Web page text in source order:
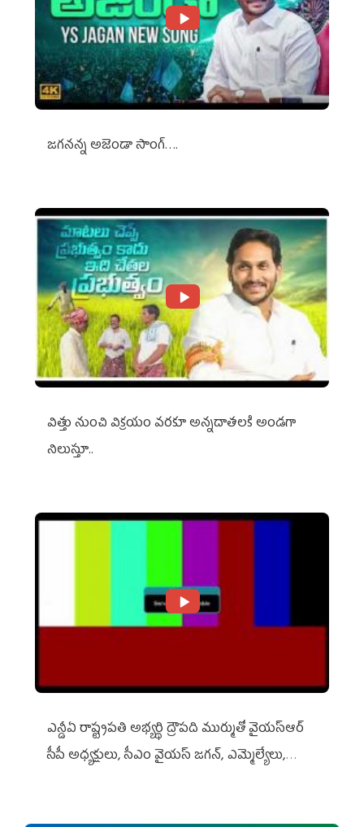
జగనన్న అజెండా సాంగ్….
విత్తు నుంచి విక్రయం వరకూ అన్నదాతలకి అండగా
నిలుస్తూ..
ఎన్డీఏ రాష్ట్ర‌ప‌తి అభ్య‌ర్థి ద్రౌప‌ది ముర్ముతో వైయ‌స్ఆర్
సీపీ అధ్య‌క్షులు, సీఎం వైయ‌స్ జ‌గ‌న్, ఎమ్మెల్యేలు,